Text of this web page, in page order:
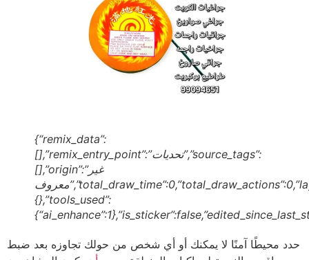
{“remix_data”:
[],”remix_entry_point”:”تحديات”,”source_tags”:
[],”origin”:”غير
معروف”,”total_draw_time”:0,”total_draw_actions”:0,”layers_used”:0,”brushes_used”:0,”photos_added”:0,”total_editor_actions”:
{},”tools_used”:
حدد محيطًا آمنًا لا يمكنك أو أي شخص من حولك تجاوزه بعد ضبط